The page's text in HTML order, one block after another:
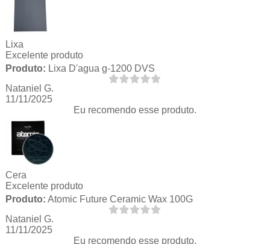
Lixa
Excelente produto
Produto: Lixa D'agua g-1200 DVS
Nataniel G.
11/11/2025
Eu recomendo esse produto.
Cera
Excelente produto
Produto: Atomic Future Ceramic Wax 100G
Nataniel G.
11/11/2025
Eu recomendo esse produto.